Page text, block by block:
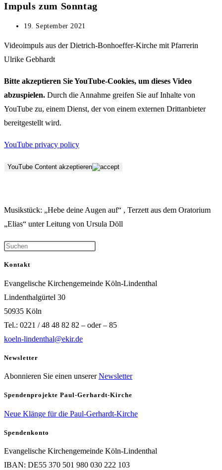
Impuls zum Sonntag
Beitrag
19. September 2021
Videoimpuls aus der Dietrich-Bonhoeffer-Kirche mit Pfarrerin
Ulrike Gebhardt
Bitte akzeptieren Sie YouTube-Cookies, um dieses Video
abzuspielen. Durch die Annahme greifen Sie auf Inhalte von
YouTube zu, einem Dienst, der von einem externen Drittanbieter
bereitgestellt wird.
YouTube privacy policy
YouTube Content akzeptieren
Musikstück: „Hebe deine Augen auf“ , Terzett aus dem Oratorium
„Elias“ unter Leitung von Ursula Döll
Kontakt
Evangelische Kirchengemeinde Köln-Lindenthal
Lindenthalgürtel 30
50935 Köln
Tel.: 0221 / 48 48 82 82 – oder – 85
koeln-lindenthal@ekir.de
Newsletter
Abonnieren Sie einen unsererNewsletter
Spendenprojekte Paul-Gerhardt-Kirche
Neue Klänge für die Paul-Gerhardt-Kirche
Spendenkonto
Evangelische Kirchengemeinde Köln-Lindenthal
IBAN: DE55 370 501 980 030 222 103